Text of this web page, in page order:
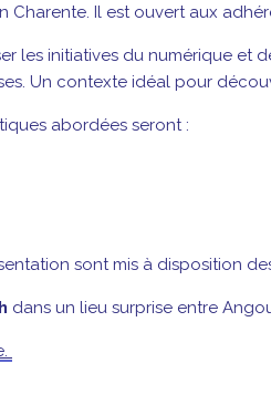
Il est ouvert aux
initiatives du numérique et
Un contexte idéal pour
abordées seront :
sont mis à disposition
dans un lieu surprise entre